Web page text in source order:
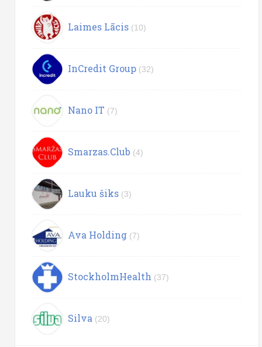
Laimes Lācis (10)
InCredit Group (32)
Nano IT (7)
Smarzas.Club (4)
Lauku šiks (3)
Ava Holding (7)
StockholmHealth (37)
Silva (20)